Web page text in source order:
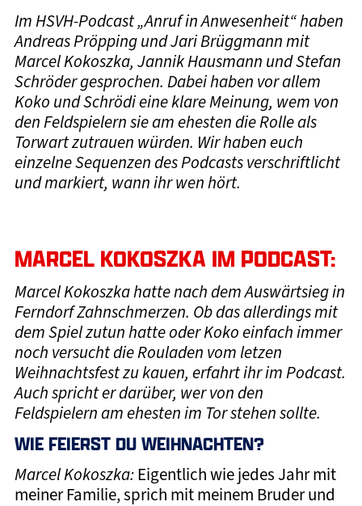
Im HSVH-Podcast „Anruf in Anwesenheit“ haben
Andreas Pröpping und Jari Brüggmann mit
Marcel Kokoszka, Jannik Hausmann und Stefan
Schröder gesprochen. Dabei haben vor allem
Koko und Schrödi eine klare Meinung, wem von
den Feldspielern sie am ehesten die Rolle als
Torwart zutrauen würden. Wir haben euch
einzelne Sequenzen des Podcasts verschriftlicht
und markiert, wann ihr wen hört.
MARCEL KOKOSZKA IM PODCAST:
Marcel Kokoszka hatte nach dem Auswärtsieg in
Ferndorf Zahnschmerzen. Ob das allerdings mit
dem Spiel zutun hatte oder Koko einfach immer
noch versucht die Rouladen vom letzen
Weihnachtsfest zu kauen, erfahrt ihr im Podcast.
Auch spricht er darüber, wer von den
Feldspielern am ehesten im Tor stehen sollte.
WIE FEIERST DU WEIHNACHTEN?
Marcel Kokoszka:Eigentlich wie jedes Jahr mit
meiner Familie, sprich mit meinem Bruder und